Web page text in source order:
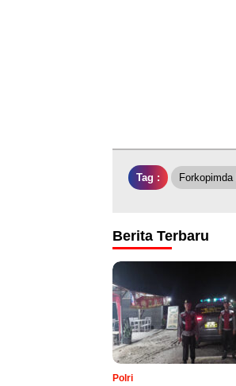
Tag :
Berita Terbaru
Polri